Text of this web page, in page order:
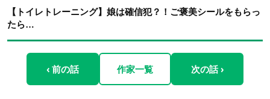
【トイレトレーニング】娘は確信犯？！ご褒美シールをもらっ
たら…
‹ 前の話 作家一覧 次の話 ›